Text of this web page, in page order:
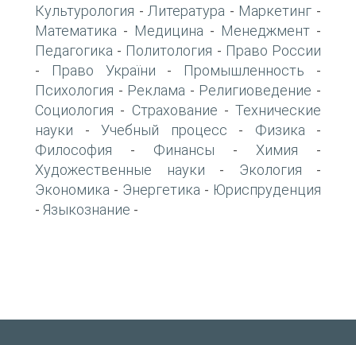
Культурология - Литература - Маркетинг -
Математика - Медицина - Менеджмент -
Педагогика - Политология - Право России
- Право України - Промышленность -
Психология - Реклама - Религиоведение -
Социология - Страхование - Технические
науки - Учебный процесс - Физика -
Философия - Финансы - Химия -
Художественные науки - Экология -
Экономика - Энергетика - Юриспруденция
- Языкознание -